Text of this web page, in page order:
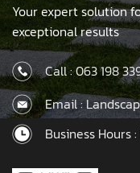
Your expert solution
exceptional results
Call :063 198
Email :
Business Hours